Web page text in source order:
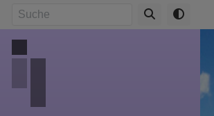
Direkt
Inhalt